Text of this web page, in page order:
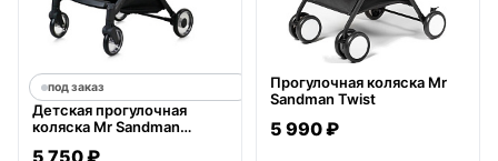
под заказ
Детская прогулочная
коляска Mr Sandman
Прогулочная коляска Mr
Sandman Twist
5 990 ₽